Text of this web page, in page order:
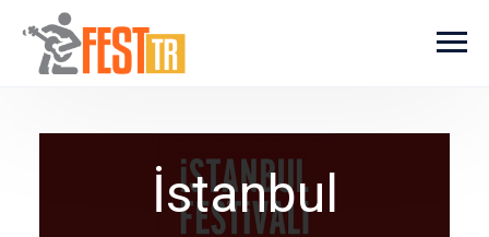
Ana içeriğe atla
İstanbul